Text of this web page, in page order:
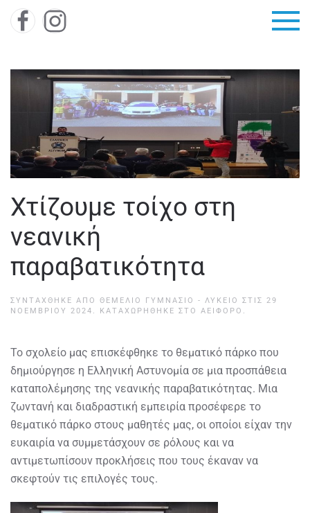
Skip to main content
Χτίζουμε τοίχο στη
νεανική
παραβατικότητα
ΣΥΝΤΆΧΘΗΚΕ ΑΠΌ ΘΕΜΕΛΙΟ ΓΥΜΝΑΣΙΟ - ΛΥΚΕΙΟ ΣΤΙΣ 29
ΝΟΕΜΒΡΊΟΥ 2024 . ΚΑΤΑΧΩΡΉΘΗΚΕ ΣΤΟ ΑΕΙΦΌΡΟ .
Το σχολείο μας επισκέφθηκε το θεματικό πάρκο που
δημιούργησε η Ελληνική Αστυνομία σε μια προσπάθεια
καταπολέμησης της νεανικής παραβατικότητας. Μια
ζωντανή και διαδραστική εμπειρία προσέφερε το
θεματικό πάρκο στους μαθητές μας, οι οποίοι είχαν την
ευκαιρία να συμμετάσχουν σε ρόλους και να
αντιμετωπίσουν προκλήσεις που τους έκαναν να
σκεφτούν τις επιλογές τους.